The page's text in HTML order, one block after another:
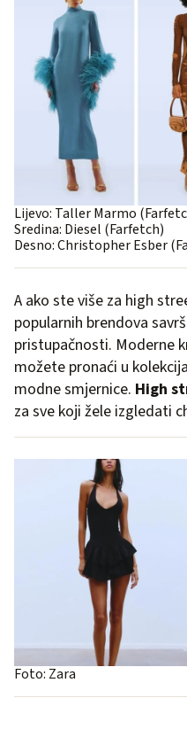
Lijevo: Taller Marmo
Sredina: Diesel (Farfetch)
Desno: Christopher Esber
A ako ste više za high
popularnih brendova
pristupačnosti. Moderne
možete pronaći u
modne smjernice. High
za sve koji žele izgledati
Foto: Zara